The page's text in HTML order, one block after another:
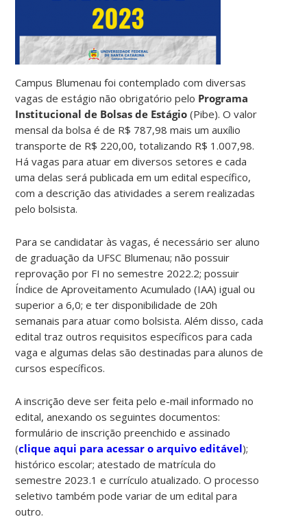
Campus Blumenau foi contemplado com diversas
vagas de estágio não obrigatório pelo Programa
Institucional de Bolsas de Estágio (Pibe). O valor
mensal da bolsa é de R$ 787,98 mais um auxílio
transporte de R$ 220,00, totalizando R$ 1.007,98.
Há vagas para atuar em diversos setores e cada
uma delas será publicada em um edital específico,
com a descrição das atividades a serem realizadas
pelo bolsista.
Para se candidatar às vagas, é necessário ser aluno
de graduação da UFSC Blumenau; não possuir
reprovação por FI no semestre 2022.2; possuir
Índice de Aproveitamento Acumulado (IAA) igual ou
superior a 6,0; e ter disponibilidade de 20h
semanais para atuar como bolsista. Além disso, cada
edital traz outros requisitos específicos para cada
vaga e algumas delas são destinadas para alunos de
cursos específicos.
A inscrição deve ser feita pelo e-mail informado no
edital, anexando os seguintes documentos:
formulário de inscrição preenchido e assinado
(clique aqui para acessar o arquivo editável);
histórico escolar; atestado de matrícula do
semestre 2023.1 e currículo atualizado. O processo
seletivo também pode variar de um edital para
outro.